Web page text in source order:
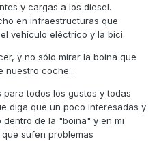
y cargas a los diesel.
en infraestructuras que
vehículo eléctrico y la bici.
y no sólo mirar la boina que
nuestro coche...
todos los gustos y todas
diga que un poco interesadas y
dentro de la "boina" y en mi
sufen problemas